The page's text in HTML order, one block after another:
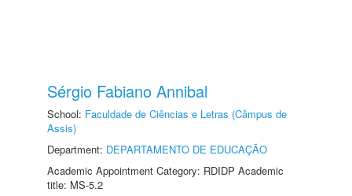
Sérgio Fabiano Annibal
School: Faculdade de Ciências e Letras (Câmpus de
Assis)
Department: DEPARTAMENTO DE EDUCAÇÃO
Academic Appointment Category: RDIDP Academic
title: MS-5.2